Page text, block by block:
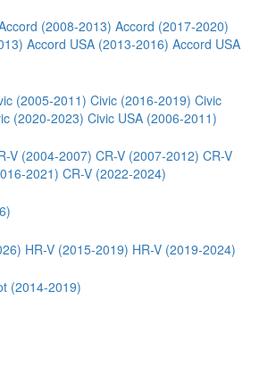
(2008-2013) Accord (2017-2020)
Accord USA (2013-2016) Accord USA
(2005-2011) Civic (2016-2019) Civic
(2020-2023) Civic USA (2006-2011)
V (2004-2007) CR-V (2007-2012) CR-V
2021) CR-V (2022-2024)
HR-V (2015-2019) HR-V (2019-2024)
(2014-2019)